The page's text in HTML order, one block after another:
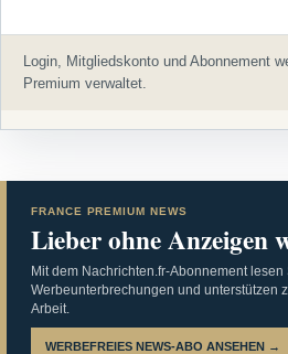
Login, Mitgliedskonto und Abonnement
Premium verwaltet.
FRANCE PREMIUM NEWS
Lieber ohne Anzeigen
Mit dem Nachrichten.fr-Abonnement lesen
Werbeunterbrechungen und unterstützen
Arbeit.
WERBEFREIES NEWS-ABO ANSEHEN →